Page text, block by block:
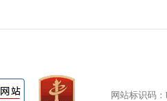
网站标识码